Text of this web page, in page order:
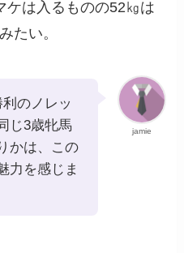
ケは入るものの52㎏は
たい。
jamie
のノレッ
じ3歳牝馬
かは、この
力を感じま